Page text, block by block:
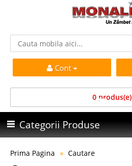
Cont
0 produs(e)
Categorii Produse
Prima Pagina Cautare